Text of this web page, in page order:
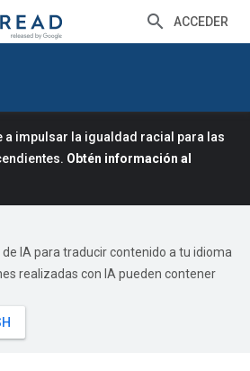
ACCEDER
a impulsar la igualdad racial para las
Obtén información al
IA para traducir contenido a tu idioma
realizadas con IA pueden contener